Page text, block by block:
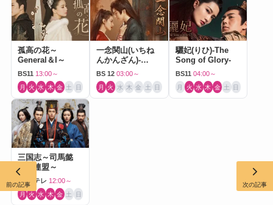
孤高の花～
General＆I～
BS11 13:00～
月 火 水 木 金 土 日
一念関山(いちね
んかんざん)-
Journey to Love-
BS 12 03:00～
月 火 水 木 金 土 日
驪妃(りひ)-The
Song of Glory-
BS11 04:00～
月 火 水 木 金 土 日
三国志～司馬懿
軍師連盟～
BS日テレ 12:00～
月 火 水 木 金 土 日
前の記事 次の記事